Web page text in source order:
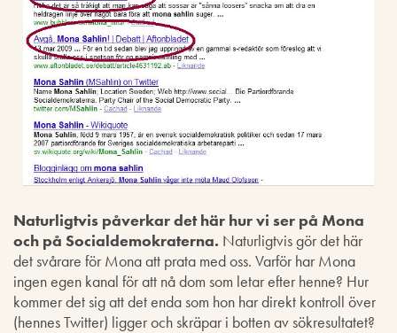
Naturligtvis påverkar det här hur vi ser på Mona
och på Socialdemokraterna. Naturligtvis gör det här
det svårare för Mona att prata med oss. Varför har Mona
ingen egen kanal för att nå dom som letar efter henne? Hur
kommer det sig att det enda som hon har direkt kontroll över
(hennes Twitter) ligger och skräpar i botten av sökresultatet?